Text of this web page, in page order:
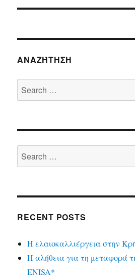
ΑΝΑΖΉΤΗΣΗ
Search
for:
Search
for:
RECENT POSTS
Η ελαιοκαλλιέργεια στην
Η αλήθεια για τη μεταφορά
ENISA*